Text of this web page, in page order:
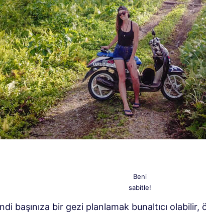
Beni
sabitle!
başınıza bir gezi planlamak bunaltıcı olabilir,